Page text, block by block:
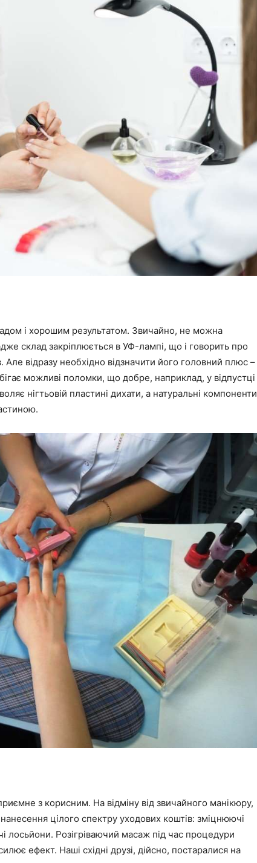
і хорошим результатом. Звичайно, не можна
склад закріплюється в УФ-лампі, що і говорить про
Але відразу необхідно відзначити його головний плюс –
можливі поломки, що добре, наприклад, у відпустці
нігтьовій пластині дихати, а натуральні компоненти
з корисним. На відміну від звичайного манікюру,
цілого спектру уходових коштів: зміцнюючі
лосьйони. Розігріваючий масаж під час процедури
ефект. Наші східні друзі, дійсно, постаралися на